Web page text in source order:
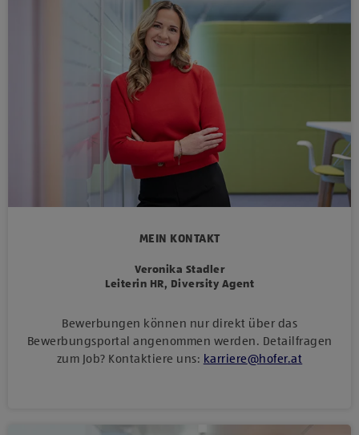
MEIN KONTAKT
Veronika Stadler
Leiterin HR, Diversity Agent
Bewerbungen können nur direkt über das
Bewerbungsportal angenommen werden. Detailfragen
zum Job? Kontaktiere uns: karriere@hofer.at